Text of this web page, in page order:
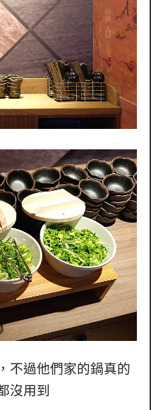
不過他們家的鍋真的
沒用到